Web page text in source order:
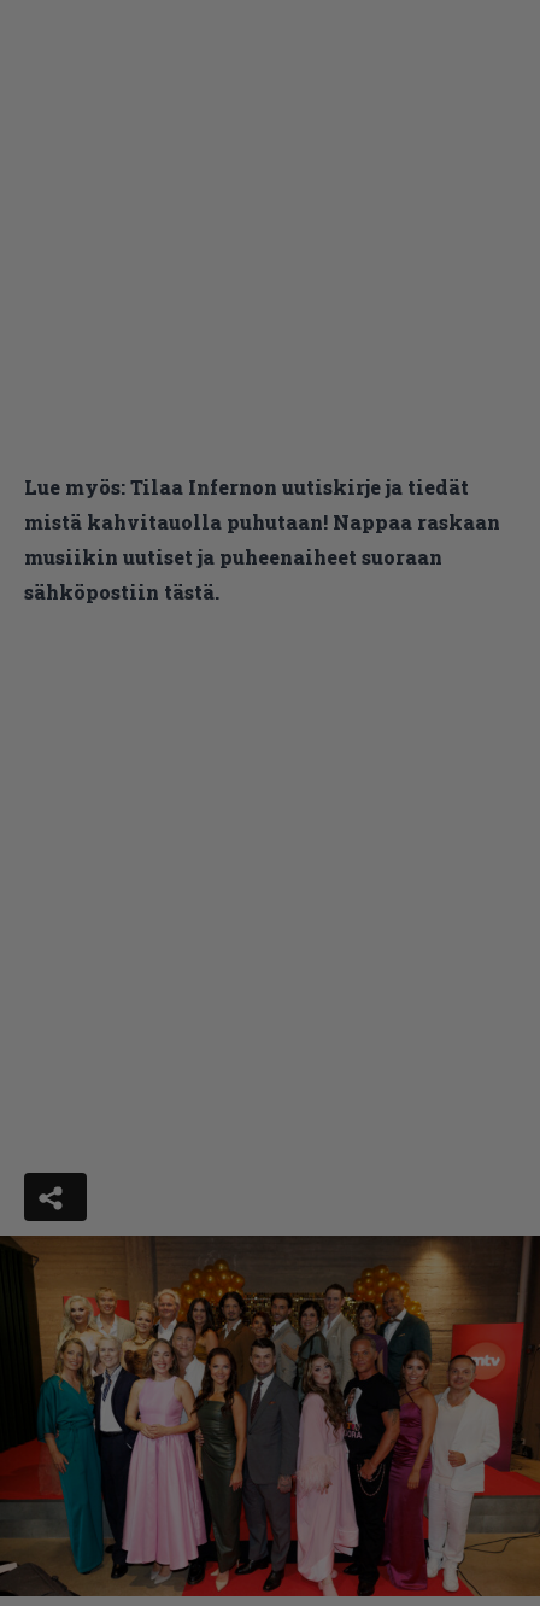
Lue myös:Tilaa Infernon uutiskirje ja tiedät
mistä kahvitauolla puhutaan! Nappaa raskaan
musiikin uutiset ja puheenaiheet suoraan
sähköpostiin tästä.